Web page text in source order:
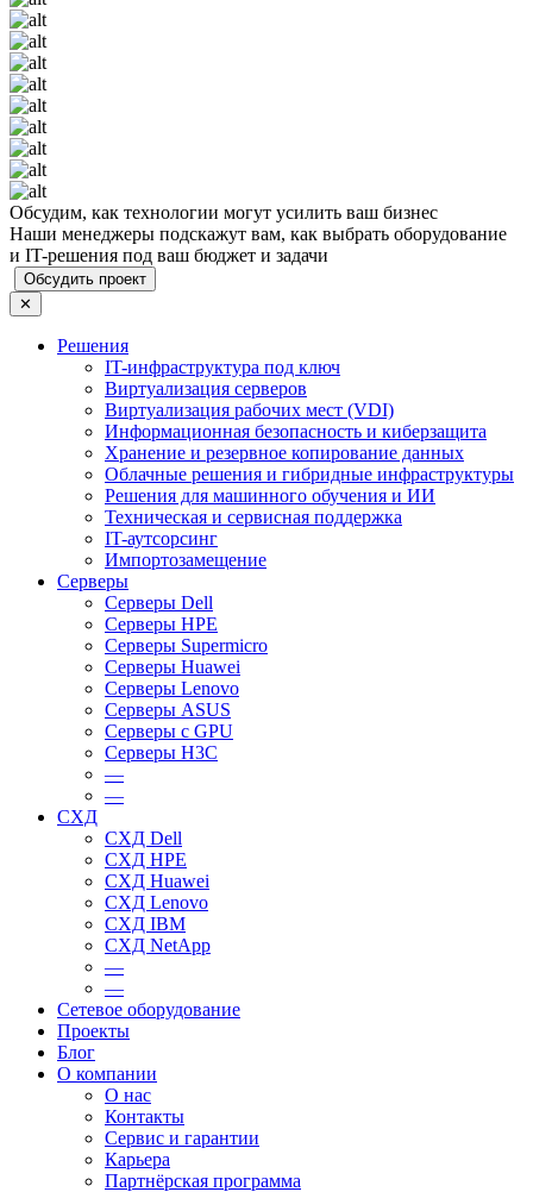
Обсудим, как технологии могут усилить ваш бизнес
Наши менеджеры подскажут вам, как выбрать оборудование
и IT-решения под ваш бюджет и задачи
Обсудить проект
✕
Решения
IT-инфраструктура под ключ
Виртуализация серверов
Виртуализация рабочих мест (VDI)
Информационная безопасность и киберзащита
Хранение и резервное копирование данных
Облачные решения и гибридные инфраструктуры
Решения для машинного обучения и ИИ
Техническая и сервисная поддержка
IT-аутсорсинг
Импортозамещение
Серверы
Серверы Dell
Серверы HPE
Серверы Supermicro
Серверы Huawei
Серверы Lenovo
Серверы ASUS
Серверы c GPU
Серверы H3C
—
—
СХД
СХД Dell
СХД HPE
СХД Huawei
СХД Lenovo
СХД IBM
СХД NetApp
—
—
Сетевое оборудование
Проекты
Блог
О компании
О нас
Контакты
Сервис и гарантии
Карьера
Партнёрская программа